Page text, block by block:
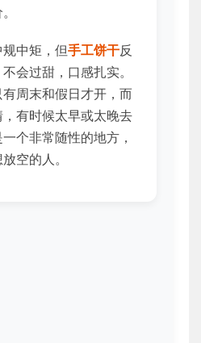
中矩，但手工饼干反
会过甜，口感扎实。
周末和假日才开，而
有时候太早或太晚去
个非常随性的地方，
空的人。